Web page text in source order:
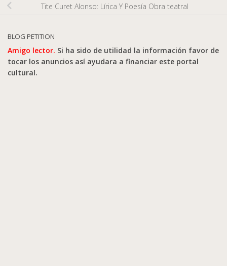
Tite Curet Alonso: Lírica Y Poesía Obra teatral
BLOG PETITION
Amigo lector. Si ha sido de utilidad la información favor de
tocar los anuncios así ayudara a financiar este portal
cultural.